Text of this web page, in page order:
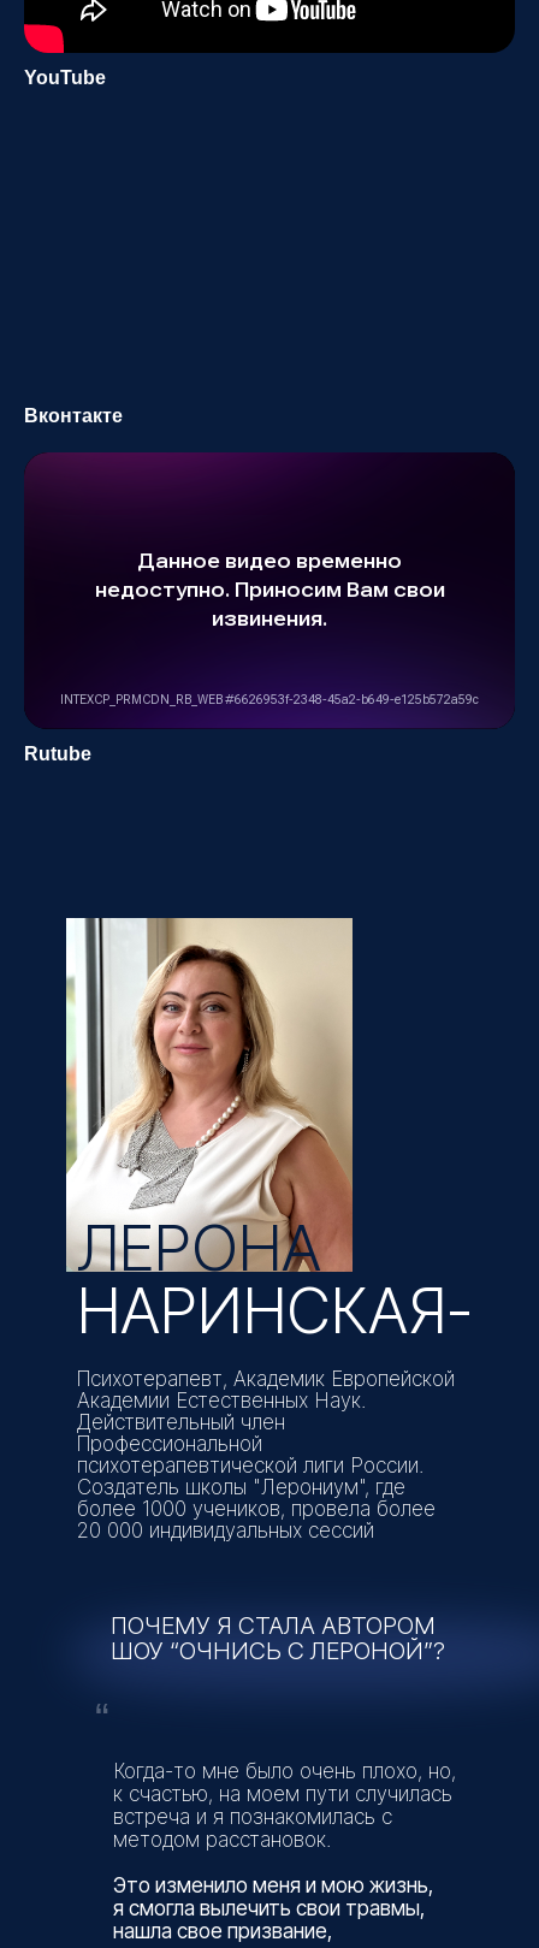
YouTube
Вконтакте
Rutube
Когда-то мне было очень плохо, но,
к счастью, на моем пути случилась
встреча и я познакомилась с
методом расстановок.
Это изменило меня и мою жизнь,
я смогла вылечить свои травмы,
нашла свое призвание,
ПОЧЕМУ Я СТАЛА АВТОРОМ
ШОУ “ОЧНИСЬ С ЛЕРОНОЙ”?
“
Психотерапевт, Академик Европейской
Академии Естественных Наук.
Действительный член
Профессиональной
психотерапевтической лиги России.
Создатель школы "Лерониум", где
более 1000 учеников, провела более
20 000 индивидуальных сессий
ЛЕРОНА
НАРИНСКАЯ-